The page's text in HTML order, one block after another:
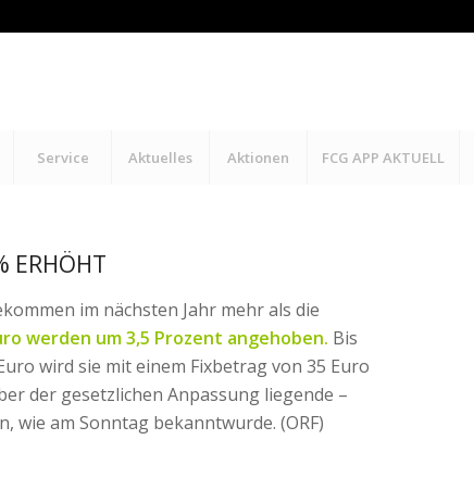
Service Aktuelles Aktionen FCG APP AKTUELL
ERHÖHT
im nächsten Jahr mehr als die
werden um 3,5 Prozent angehoben. Bis
wird sie mit einem Fixbetrag von 35 Euro
der gesetzlichen Anpassung liegende –
am Sonntag bekanntwurde. (ORF)